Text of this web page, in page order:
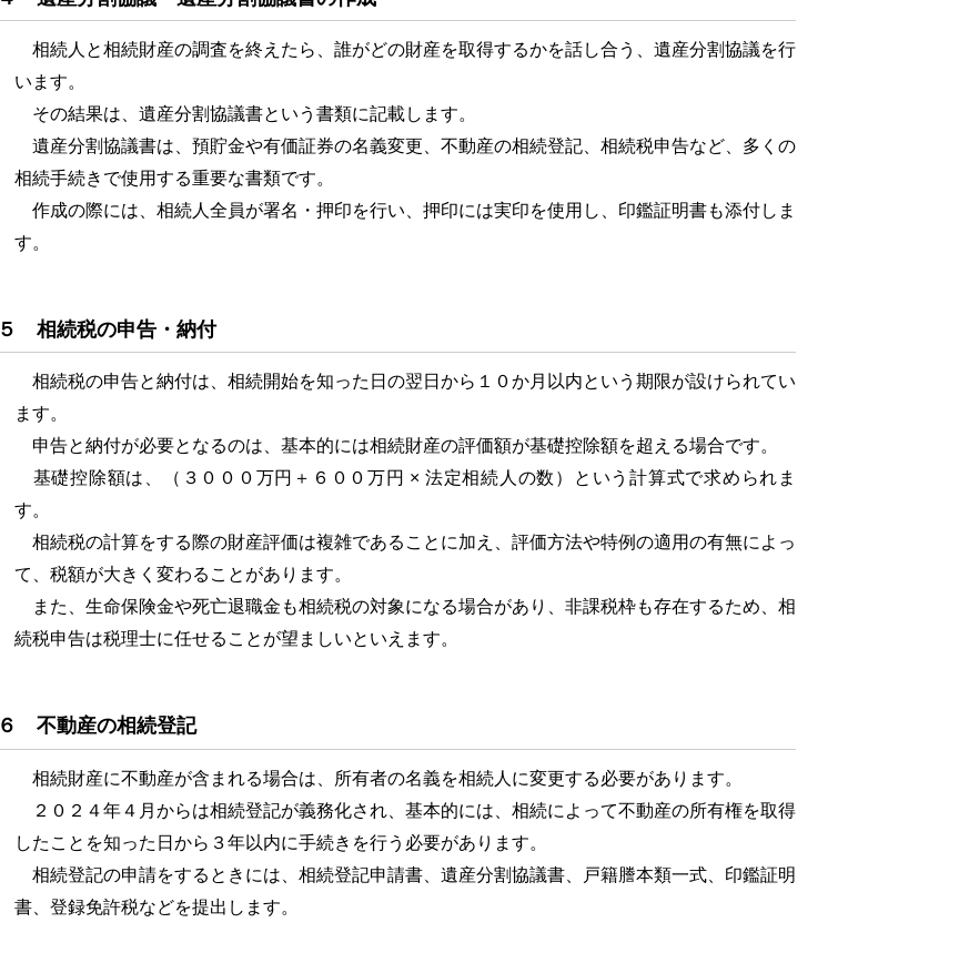
相続人と相続財産の調査を終えたら、誰がどの財産を取得するかを話し合う、遺産分割協議を行
います。
その結果は、遺産分割協議書という書類に記載します。
遺産分割協議書は、預貯金や有価証券の名義変更、不動産の相続登記、相続税申告など、多くの
相続手続きで使用する重要な書類です。
作成の際には、相続人全員が署名・押印を行い、押印には実印を使用し、印鑑証明書も添付しま
す。
５ 相続税の申告・納付
相続税の申告と納付は、相続開始を知った日の翌日から１０か月以内という期限が設けられてい
ます。
申告と納付が必要となるのは、基本的には相続財産の評価額が基礎控除額を超える場合です。
基礎控除額は、（３０００万円＋６００万円 × 法定相続人の数）という計算式で求められま
す。
相続税の計算をする際の財産評価は複雑であることに加え、評価方法や特例の適用の有無によっ
て、税額が大きく変わることがあります。
また、生命保険金や死亡退職金も相続税の対象になる場合があり、非課税枠も存在するため、相
続税申告は税理士に任せることが望ましいといえます。
６ 不動産の相続登記
相続財産に不動産が含まれる場合は、所有者の名義を相続人に変更する必要があります。
２０２４年４月からは相続登記が義務化され、基本的には、相続によって不動産の所有権を取得
したことを知った日から３年以内に手続きを行う必要があります。
相続登記の申請をするときには、相続登記申請書、遺産分割協議書、戸籍謄本類一式、印鑑証明
書、登録免許税などを提出します。